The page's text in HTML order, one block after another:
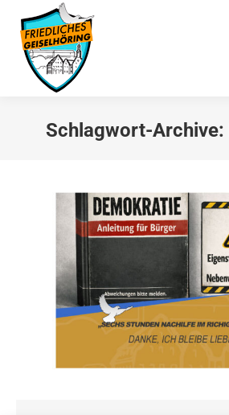
Schlagwort-Archive: